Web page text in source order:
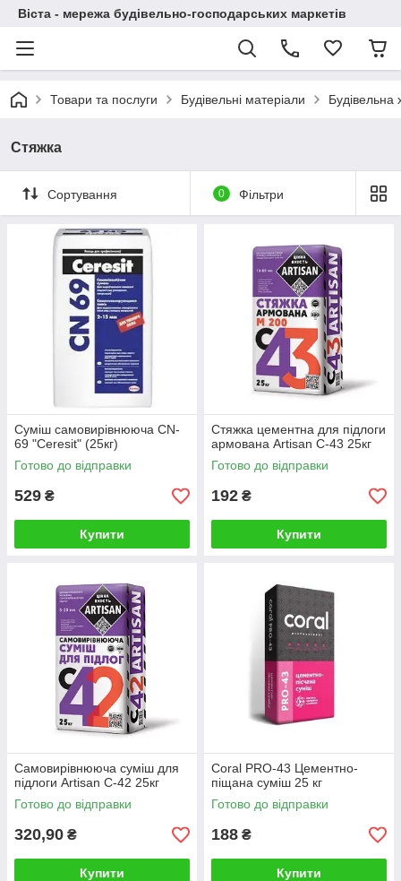
Віста - мережа будівельно-господарських маркетів
Товари та послуги Будівельні матеріали Будівельна
Стяжка
Сортування 0 Фільтри
Суміш самовирівнююча CN-
69 "Ceresit" (25кг)
Готово до відправки
529 ₴
Купити
Стяжка цементна для підлоги
армована Artisan С-43 25кг
Готово до відправки
192 ₴
Купити
Самовирівнююча суміш для
підлоги Artisan С-42 25кг
Готово до відправки
320,90 ₴
Купити
Coral PRO-43 Цементно-
піщана суміш 25 кг
Готово до відправки
188 ₴
Купити